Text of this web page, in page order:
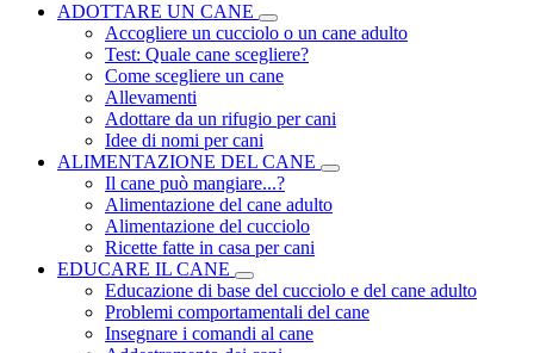
ADOTTARE UN CANE
Accogliere un cucciolo o un cane adulto
Test: Quale cane scegliere?
Come scegliere un cane
Allevamenti
Adottare da un rifugio per cani
Idee di nomi per cani
ALIMENTAZIONE DEL CANE
Il cane può mangiare...?
Alimentazione del cane adulto
Alimentazione del cucciolo
Ricette fatte in casa per cani
EDUCARE IL CANE
Educazione di base del cucciolo e del cane adulto
Problemi comportamentali del cane
Insegnare i comandi al cane